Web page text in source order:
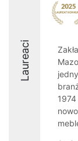
Laureaci